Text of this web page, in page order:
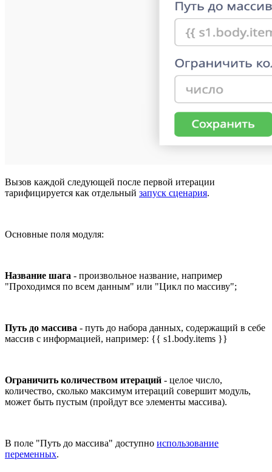
Вызов каждой следующей после первой итерации
тарифицируется как отдельный запуск сценария.
Основные поля модуля:
Название шага - произвольное название, например
"Проходимся по всем данным" или "Цикл по массиву";
Путь до массива - путь до набора данных, содержащий в себе
массив с информацией, например: {{ s1.body.items }}
Ограничить количеством итераций - целое число,
количество, сколько максимум итераций совершит модуль,
может быть пустым (пройдут все элементы массива).
В поле "Путь до массива" доступно использование
переменных.